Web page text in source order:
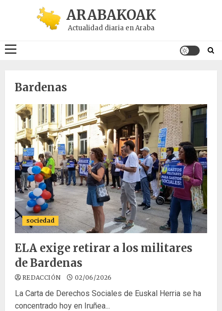
ARABAKOAK
Actualidad diaria en Araba
Menú
Bardenas
sociedad
ELA exige retirar a los militares
de Bardenas
REDACCIÓN 02/06/2026
La Carta de Derechos Sociales de Euskal Herria se ha
concentrado hoy en Iruñea...